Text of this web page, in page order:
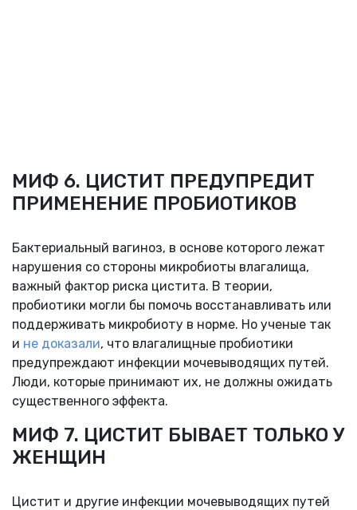
МИФ 6. ЦИСТИТ ПРЕДУПРЕДИТ
ПРИМЕНЕНИЕ ПРОБИОТИКОВ
Бактериальный вагиноз, в основе которого лежат
нарушения со стороны микробиоты влагалища,
важный фактор риска цистита. В теории,
пробиотики могли бы помочь восстанавливать или
поддерживать микробиоту в норме. Но ученые так
и не доказали, что влагалищные пробиотики
предупреждают инфекции мочевыводящих путей.
Люди, которые принимают их, не должны ожидать
существенного эффекта.
МИФ 7. ЦИСТИТ БЫВАЕТ ТОЛЬКО У
ЖЕНЩИН
Цистит и другие инфекции мочевыводящих путей